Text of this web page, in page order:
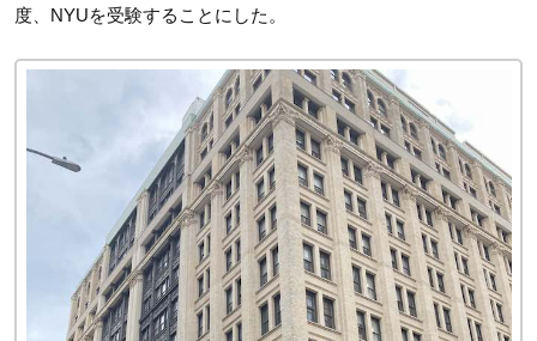
度、NYUを受験することにした。